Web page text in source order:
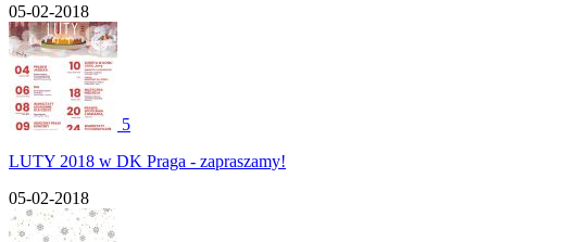
05-02-2018
5
LUTY 2018 w DK Praga - zapraszamy!
05-02-2018